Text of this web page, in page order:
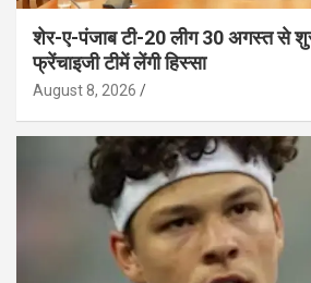
शेर-ए-पंजाब टी-20 लीग 30 अगस्त से
फ्रेंचाइजी टीमें लेंगी हिस्सा
August 8, 2026